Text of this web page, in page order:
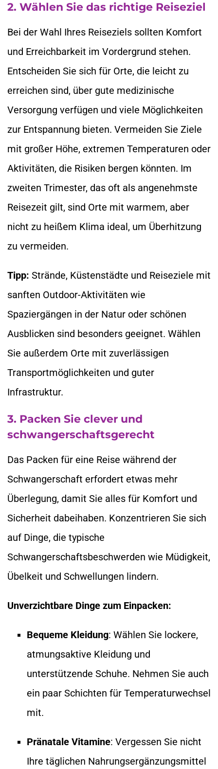
2. Wählen Sie das richtige Reiseziel
Bei der Wahl Ihres Reiseziels sollten Komfort
und Erreichbarkeit im Vordergrund stehen.
Entscheiden Sie sich für Orte, die leicht zu
erreichen sind, über gute medizinische
Versorgung verfügen und viele Möglichkeiten
zur Entspannung bieten. Vermeiden Sie Ziele
mit großer Höhe, extremen Temperaturen oder
Aktivitäten, die Risiken bergen könnten. Im
zweiten Trimester, das oft als angenehmste
Reisezeit gilt, sind Orte mit warmem, aber
nicht zu heißem Klima ideal, um Überhitzung
zu vermeiden.
Tipp: Strände, Küstenstädte und Reiseziele mit
sanften Outdoor-Aktivitäten wie
Spaziergängen in der Natur oder schönen
Ausblicken sind besonders geeignet. Wählen
Sie außerdem Orte mit zuverlässigen
Transportmöglichkeiten und guter
Infrastruktur.
3. Packen Sie clever und
schwangerschaftsgerecht
Das Packen für eine Reise während der
Schwangerschaft erfordert etwas mehr
Überlegung, damit Sie alles für Komfort und
Sicherheit dabeihaben. Konzentrieren Sie sich
auf Dinge, die typische
Schwangerschaftsbeschwerden wie Müdigkeit,
Übelkeit und Schwellungen lindern.
Unverzichtbare Dinge zum Einpacken:
Bequeme Kleidung: Wählen Sie lockere,
atmungsaktive Kleidung und
unterstützende Schuhe. Nehmen Sie auch
ein paar Schichten für Temperaturwechsel
mit.
Pränatale Vitamine: Vergessen Sie nicht
Ihre täglichen Nahrungsergänzungsmittel